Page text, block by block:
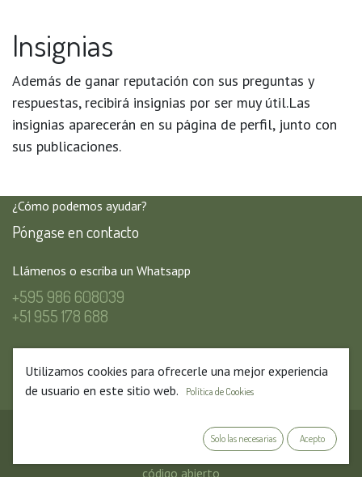
Insignias
Además de ganar reputación con sus preguntas y
respuestas, recibirá insignias por ser muy útil.Las
insignias aparecerán en su página de perfil, junto con
sus publicaciones.
¿Cómo podemos ayudar?
Póngase en contacto
Llámenos o escriba un Whatsapp
+595 986 608039
+51 955 178 688
martinsalcedo.apps@gmail.com
Copyright © Nombre de la empresa
Comercio electrónico de
código abierto
Utilizamos cookies para ofrecerle una mejor experiencia
de usuario en este sitio web.
Política de Cookies
Solo las necesarias Acepto